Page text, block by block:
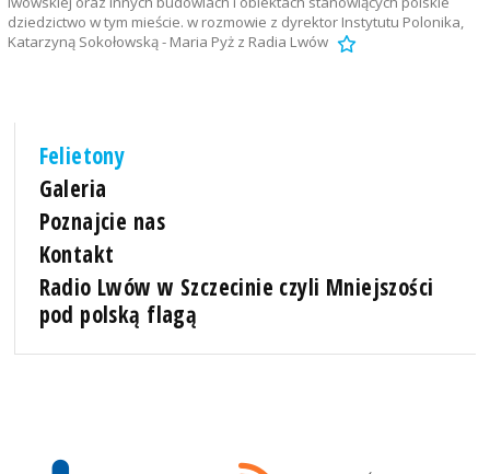
dziedzictwo w tym mieście. w rozmowie z dyrektor Instytutu Polonika,
Katarzyną Sokołowską - Maria Pyż z Radia Lwów
Felietony
Galeria
Poznajcie nas
Kontakt
Radio Lwów w Szczecinie czyli Mniejszości
pod polską flagą